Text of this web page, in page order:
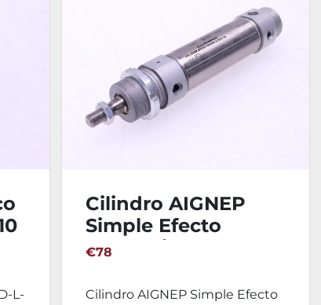
L-
Cilindro AIGNEP
Simple Efecto
Magnético
€78
Cilindro AIGNEP Simple Efecto